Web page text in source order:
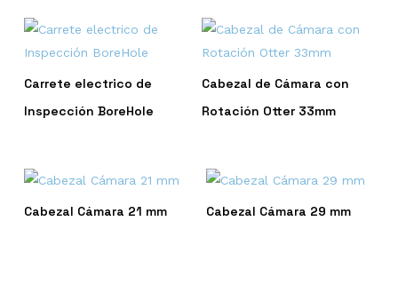
Carrete electrico de
Inspección BoreHole
Cabezal de Cámara con
Rotación Otter 33mm
Cabezal Cámara 21 mm Cabezal Cámara 29 mm